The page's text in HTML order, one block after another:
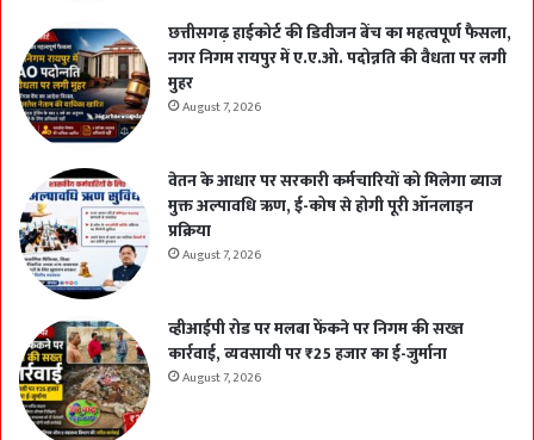
छत्तीसगढ़ हाईकोर्ट की डिवीजन बेंच का महत्वपूर्ण फैसला,
नगर निगम रायपुर में ए.ए.ओ. पदोन्नति की वैधता पर लगी
मुहर
August 7, 2026
वेतन के आधार पर सरकारी कर्मचारियों को मिलेगा ब्याज
मुक्त अल्पावधि ऋण, ई-कोष से होगी पूरी ऑनलाइन
प्रक्रिया
August 7, 2026
व्हीआईपी रोड पर मलबा फेंकने पर निगम की सख्त
कार्रवाई, व्यवसायी पर ₹25 हजार का ई-जुर्माना
August 7, 2026